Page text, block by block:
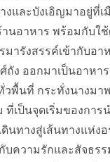
งและบังเอิญมาอยู่ที่เ
านอาหาร พร้อมกับใ
มารังสรรค์เข้ากับอา
ถัง ออกมาเป็นอาหา
วพื้นที่ กระทั่งนางมา
เป็นจุดเริ่มของการ
ดินทางสู่เส้นทางแห่ง
บความรักและสัจธร